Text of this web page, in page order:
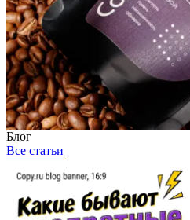
Блог
Все статьи